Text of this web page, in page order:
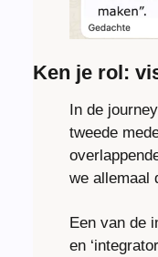
Ken je rol:
In de
tweede
we allemaal
Een van de
en